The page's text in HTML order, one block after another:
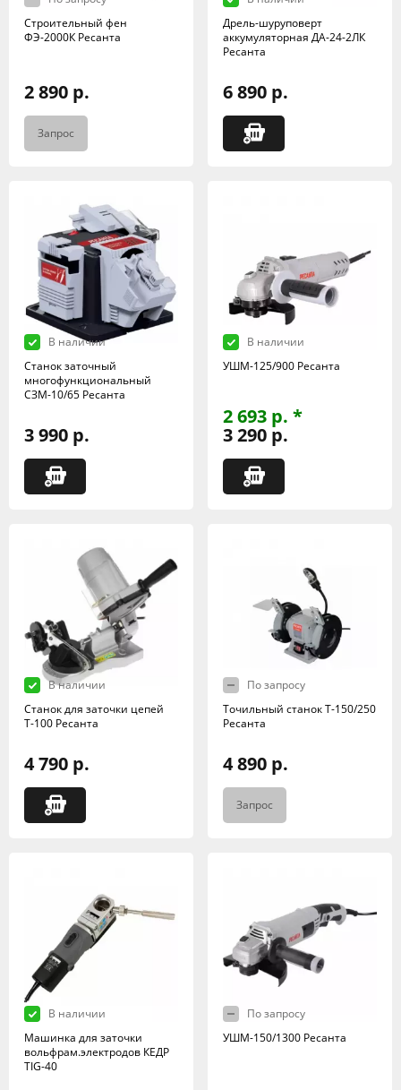
Строительный фен
ФЭ-2000К Ресанта
2 890 р.
Запрос
Дрель-шуруповерт
аккумуляторная ДА-24-2ЛК
Ресанта
6 890 р.
В наличии
Станок заточный
многофункциональный
СЗМ-10/65 Ресанта
3 990 р.
В наличии
УШМ-125/900 Ресанта
2 693 р. *
3 290 р.
В наличии
Станок для заточки цепей
Т-100 Ресанта
4 790 р.
По запросу
Точильный станок Т-150/250
Ресанта
4 890 р.
Запрос
В наличии
Машинка для заточки
вольфрам.электродов КЕДР
TIG-40
По запросу
УШМ-150/1300 Ресанта